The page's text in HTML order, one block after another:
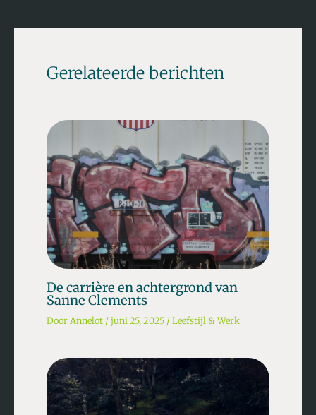
Gerelateerde berichten
De carrière en achtergrond van
Sanne Clements
Door Annelot /juni 25, 2025 /Leefstijl & Werk